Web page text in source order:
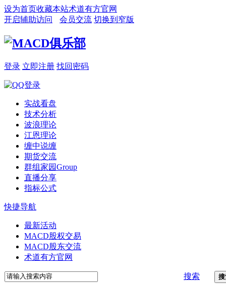
设为首页收藏本站术道有方官网
开启辅助访问
会员交流 切换到窄版
登录 立即注册 找回密码
实战看盘
技术分析
波浪理论
江恩理论
缠中说缠
期货交流
群组家园Group
直播分享
指标公式
快捷导航
最新活动
MACD股权交易
MACD股东交流
术道有方官网
搜索